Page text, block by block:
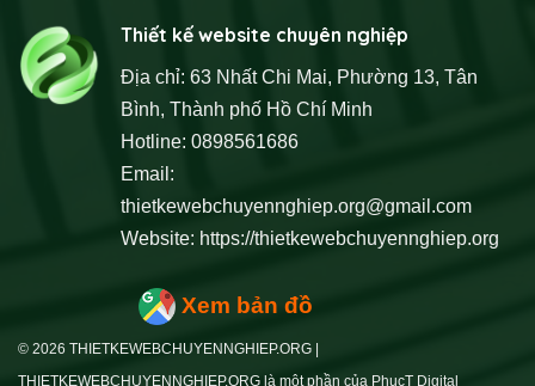
Thiết kế website chuyên nghiệp
Địa chỉ: 63 Nhất Chi Mai, Phường 13, Tân
Bình, Thành phố Hồ Chí Minh
Hotline: 0898561686
Email:
thietkewebchuyennghiep.org@gmail.com
Website: https://thietkewebchuyennghiep.org
Xem bản đồ
© 2026 THIETKEWEBCHUYENNGHIEP.ORG |
THIETKEWEBCHUYENNGHIEP.ORG là một phần của PhucT Digital